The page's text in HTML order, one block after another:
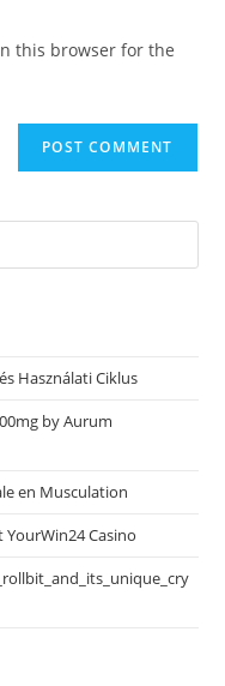
this browser for the
Használati Ciklus
by Aurum
en Musculation
Casino